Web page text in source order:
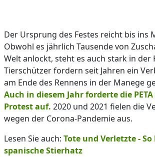
Der Ursprung des Festes reicht bis ins
Obwohl es jährlich Tausende von
Welt anlockt, steht es auch stark in der
Tierschützer fordern seit Jahren ein
am Ende des Rennens in der Manege
Auch in diesem Jahr forderte die
Protest auf. 2020 und 2021 fielen die
wegen der Corona-Pandemie aus.
Lesen Sie auch: Tote und Verletzte -
spanische Stierhatz